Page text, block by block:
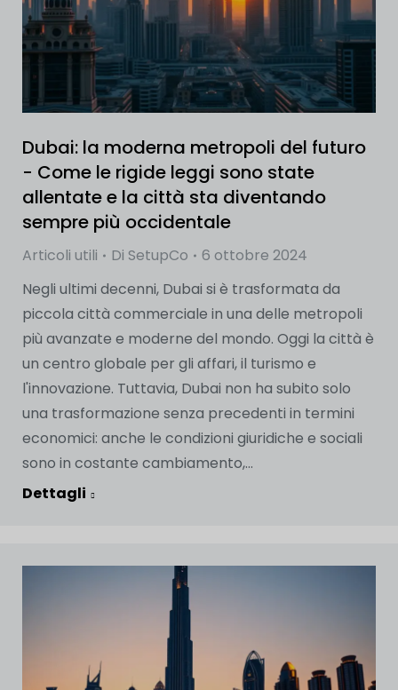
Dubai: la moderna metropoli del futuro
- Come le rigide leggi sono state
allentate e la città sta diventando
sempre più occidentale
Articoli utili Di SetupCo
6 ottobre 2024
Negli ultimi decenni, Dubai si è trasformata da
piccola città commerciale in una delle metropoli
più avanzate e moderne del mondo. Oggi la città è
un centro globale per gli affari, il turismo e
l'innovazione. Tuttavia, Dubai non ha subito solo
una trasformazione senza precedenti in termini
economici: anche le condizioni giuridiche e sociali
sono in costante cambiamento,...
Dettagli